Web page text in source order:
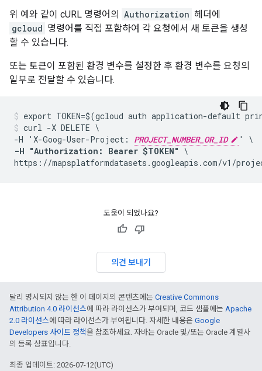
위 예와 같이 cURL 명령어의 Authorization 헤더에
gcloud 명령어를 직접 포함하여 각 요청에서 새 토큰을 생성
할 수 있습니다.
또는 토큰이 포함된 환경 변수를 설정한 후 환경 변수를 요청의
일부로 전달할 수 있습니다.
curl -X DELETE \
-H 'X-Goog-User-Project: PROJECT_NUMBER_OR_ID
-H "Authorization: Bearer $TOKEN" \
https://mapsplatformdatasets.googleapis.com/v1/
도움이 되었나요?
의견 보내기
달리 명시되지 않는 한 이 페이지의 콘텐츠에는 Creative Commons
Attribution 4.0 라이선스에 따라 라이선스가 부여되며, 코드 샘플에는 Apache
2.0 라이선스에 따라 라이선스가 부여됩니다. 자세한 내용은 Google
Developers 사이트 정책을 참조하세요. 자바는 Oracle 및/또는 Oracle 계열사
의 등록 상표입니다.
최종 업데이트: 2026-07-12(UTC)